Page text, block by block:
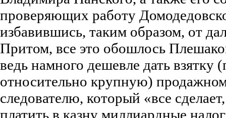
проверяющих работу
избавившись, таким образом, от
Притом, все это обошлось
ведь намного дешевле дать взятку
относительно крупную)
следователю, который «все
платить в казну миллиардные